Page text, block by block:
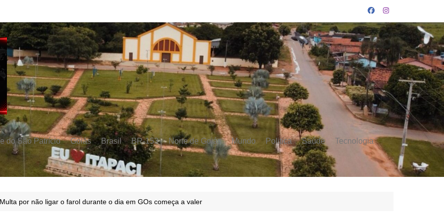
do São Patrício Goiás Brasil BR-153 Norte de Goiás Mundo Politica Saúde Tecnologia
por não ligar o farol durante o dia em GOs começa a valer